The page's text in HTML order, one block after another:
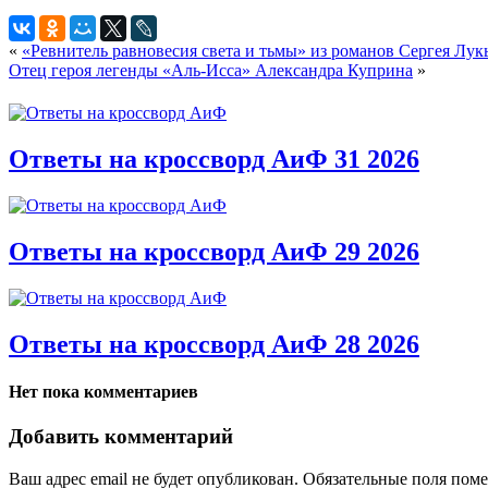
« «Ревнитель равновесия света и тьмы» из романов Сергея
Отец героя легенды «Аль-Исса» Александра Куприна »
Ответы на кроссворд АиФ 31 2026
Ответы на кроссворд АиФ 29 2026
Ответы на кроссворд АиФ 28 2026
Нет пока комментариев
Добавить комментарий
Ваш адрес email не будет опубликован. Обязательные поля